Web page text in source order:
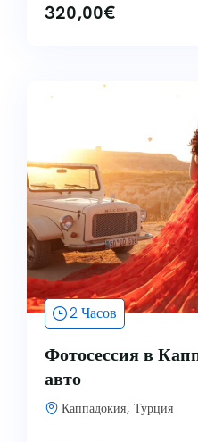
320,00€
2 Часов
Фотосессия в
авто
Каппадокия, Турция